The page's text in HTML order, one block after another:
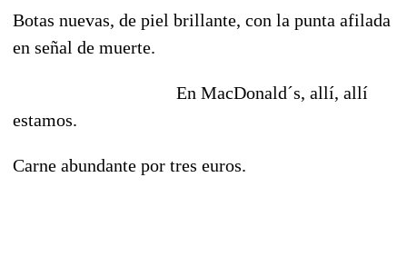
Botas nuevas, de piel brillante, con la punta afilada
en señal de muerte.
En MacDonald´s, allí, allí
estamos.
Carne abundante por tres euros.